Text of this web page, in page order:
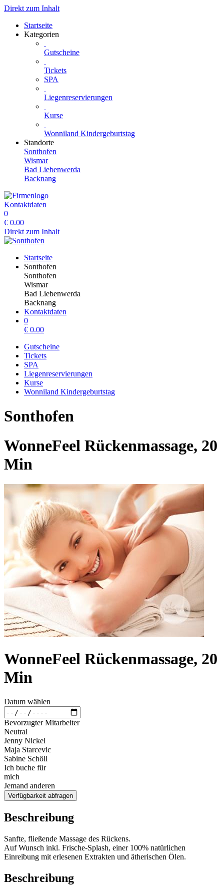
Direkt zum Inhalt
Startseite
Kategorien
Gutscheine
Tickets
SPA
Liegenreservierungen
Kurse
Wonniland Kindergeburtstag
Standorte
Sonthofen
Wismar
Bad Liebenwerda
Backnang
Kontaktdaten
0
€ 0.00
Direkt zum Inhalt
Startseite
Sonthofen
Sonthofen
Wismar
Bad Liebenwerda
Backnang
Kontaktdaten
0
€ 0.00
Gutscheine
Tickets
SPA
Liegenreservierungen
Kurse
Wonniland Kindergeburtstag
Sonthofen
WonneFeel Rückenmassage, 20
Min
WonneFeel Rückenmassage, 20
Min
Datum wählen
Bevorzugter Mitarbeiter
Neutral
Jenny Nickel
Maja Starcevic
Sabine Schöll
Ich buche für
mich
Jemand anderen
Verfügbarkeit abfragen
Beschreibung
Sanfte, fließende Massage des Rückens.
Auf Wunsch inkl. Frische-Splash, einer 100% natürlichen
Einreibung mit erlesenen Extrakten und ätherischen Ölen.
Beschreibung